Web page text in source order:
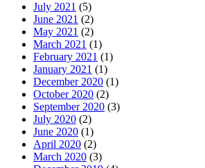
July 2021 (5)
June 2021 (2)
May 2021 (2)
March 2021 (1)
February 2021 (1)
January 2021 (1)
December 2020 (1)
October 2020 (2)
September 2020 (3)
July 2020 (2)
June 2020 (1)
April 2020 (2)
March 2020 (3)